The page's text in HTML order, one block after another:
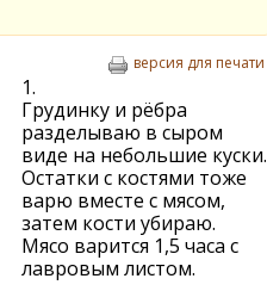
версия для печати
1.
Грудинку и рёбра
разделываю в сыром
виде на небольшие куски.
Остатки с костями тоже
варю вместе с мясом,
затем кости убираю.
Мясо варится 1,5 часа с
лавровым листом.